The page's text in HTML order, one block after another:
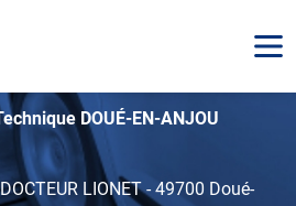
DOUÉ-EN-ANJOU
LIONET-49700 Doué-